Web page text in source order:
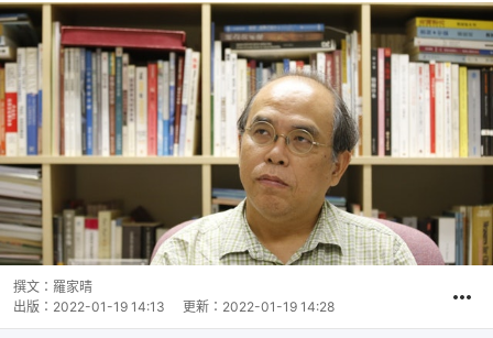
撰文： 羅家晴
出版： 2022-01-19 14:13 更新： 2022-01-19 14:28